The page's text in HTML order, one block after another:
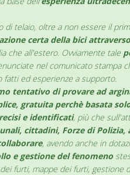
telaio, oltre a non essere il
certa della bici
che all'estero. Ovviamente tale
nel comunicato stampa
fatti ed esperienze a supporto.
tentativo di provare ad
gratuita perchè basata
e identificati, più che
cittadini, Forze di Polizia,
, avendo anche in
e gestione del fenomeno
furti, mappe dei furti, gestione